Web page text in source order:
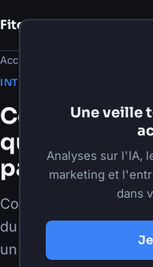
Fito DamourNotes
Accueil
INTELLIGENCE ARTIFICIELLE
Codex
qui rend la
par IA
Comprendre le
du code généré par
un harnais sécurisé
Une veille
Analyses sur l'IA,
marketing et
dans